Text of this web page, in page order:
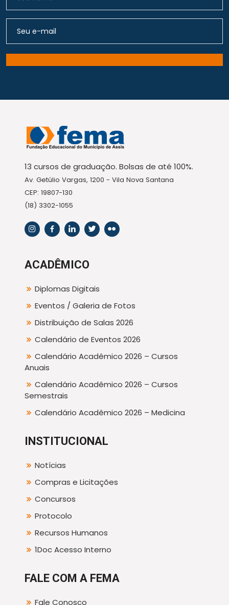
13 cursos de graduação. Bolsas de até 100%.
Av. Getúlio Vargas, 1200 - Vila Nova Santana
CEP: 19807-130
(18) 3302-1055
ACADÊMICO
Diplomas Digitais
Eventos / Galeria de Fotos
Distribuição de Salas 2026
Calendário de Eventos 2026
Calendário Acadêmico 2026 – Cursos
Anuais
Calendário Acadêmico 2026 – Cursos
Semestrais
Calendário Acadêmico 2026 – Medicina
INSTITUCIONAL
Notícias
Compras e Licitações
Concursos
Protocolo
Recursos Humanos
1Doc Acesso Interno
FALE COM A FEMA
Fale Conosco